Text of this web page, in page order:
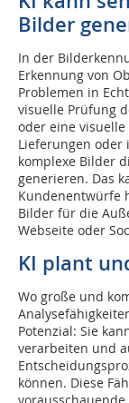
Bilder
In der
Erkennung von
Problemen in
visuelle Prüfung
oder eine
Lieferungen oder
komplexe Bilder
generieren. Das
Kundenentwürfe
Bilder für die
Webseite oder
KI plant
Wo große und
Potenzial: Sie
verarbeiten und
können. Diese